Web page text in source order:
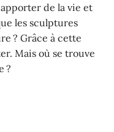
de la vie et
les sculptures
? Grâce à cette
Mais où se trouve
?